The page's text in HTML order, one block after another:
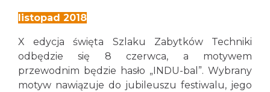
listopad 2018
X edycja święta Szlaku Zabytków Techniki
odbędzie się 8 czerwca, a motywem
przewodnim będzie hasło „INDU-bal”. Wybrany
motyw nawiązuje do jubileuszu festiwalu, jego